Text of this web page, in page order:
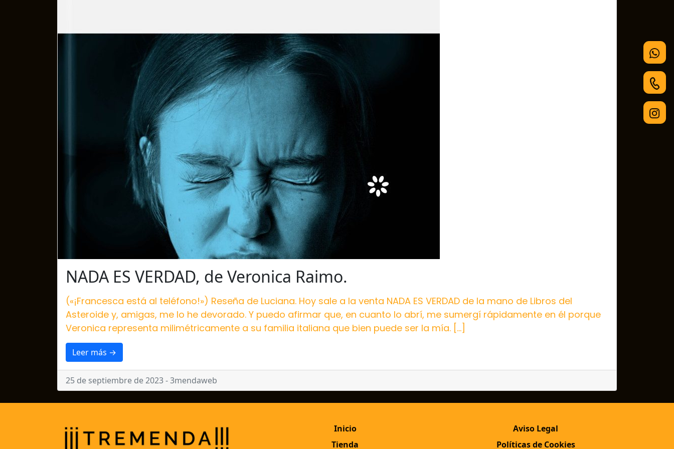
NADA ES VERDAD, de Veronica Raimo.
(«¡Francesca está al teléfono!») Reseña de Luciana. Hoy sale a la venta NADA ES VERDAD de la mano de Libros del
Asteroide y, amigas, me lo he devorado. Y puedo afirmar que, en cuanto lo abrí, me sumergí rápidamente en él porque
Veronica representa milimétricamente a su familia italiana que bien puede ser la mía. […]
Leer más →
25 de septiembre de 2023 - 3mendaweb
Inicio
Tienda
Aviso Legal
Políticas de Cookies